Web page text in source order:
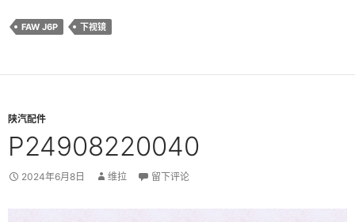
FAW J6P 下视镜
陕汽配件
P24908220040
2024年6月8日 维拉 留下评论